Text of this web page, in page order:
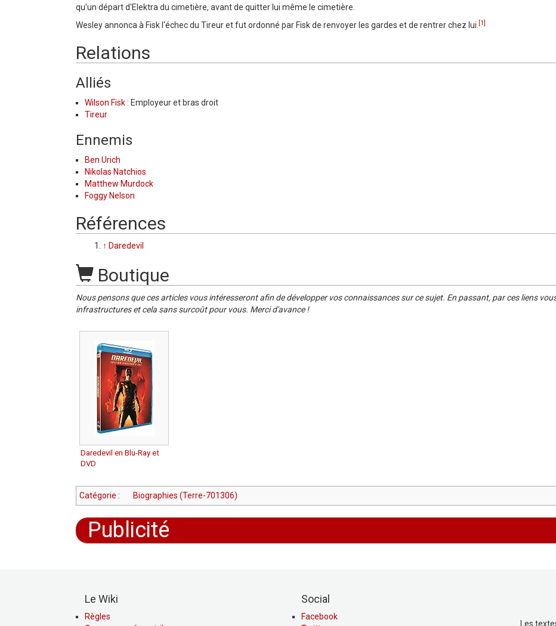
qu'un départ d'Elektra du cimetière, avant de quitter lui même le cimetière.
Wesley annonca à Fisk l'échec du Tireur et fut ordonné par Fisk de renvoyer les gardes et de rentrer chez lui. [1]
Relations
Alliés
Wilson Fisk : Employeur et bras droit
Tireur
Ennemis
Ben Urich
Nikolas Natchios
Matthew Murdock
Foggy Nelson
Références
↑ Daredevil
Boutique
Nous pensons que ces articles vous intéresseront afin de développer vos connaissances sur ce sujet. En passant, par ces liens
infrastructures et cela sans surcoût pour vous. Merci d'avance !
Daredevil en Blu-Ray et
DVD
Catégorie : Biographies (Terre-701306)
Publicité
Le Wiki
Règles
Social
Facebook
Les